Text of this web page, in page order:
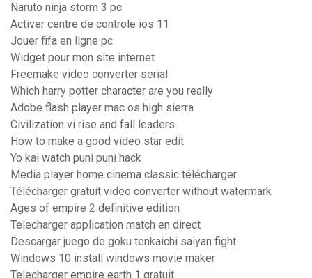
Naruto ninja storm 3 pc
Activer centre de controle ios 11
Jouer fifa en ligne pc
Widget pour mon site internet
Freemake video converter serial
Which harry potter character are you really
Adobe flash player mac os high sierra
Civilization vi rise and fall leaders
How to make a good video star edit
Yo kai watch puni puni hack
Media player home cinema classic télécharger
Télécharger gratuit video converter without watermark
Ages of empire 2 definitive edition
Telecharger application match en direct
Descargar juego de goku tenkaichi saiyan fight
Windows 10 install windows movie maker
Telecharger empire earth 1 gratuit